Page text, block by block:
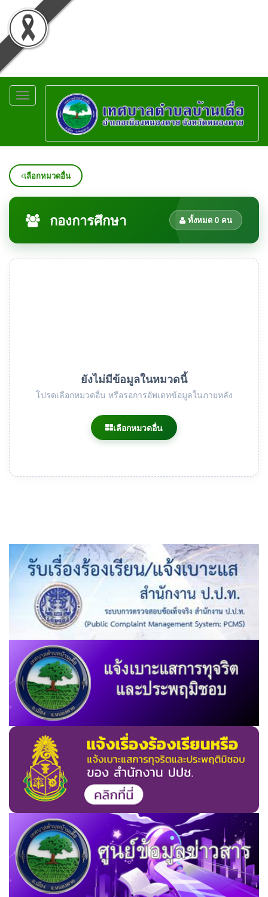
Toggle
navigation
เลือกหมวดอื่น
กองการศึกษา ทั้งหมด 0 คน
ยังไม่มีข้อมูลในหมวดนี้
โปรดเลือกหมวดอื่น หรือรอการอัพเดทข้อมูลในภายหลัง
เลือกหมวดอื่น